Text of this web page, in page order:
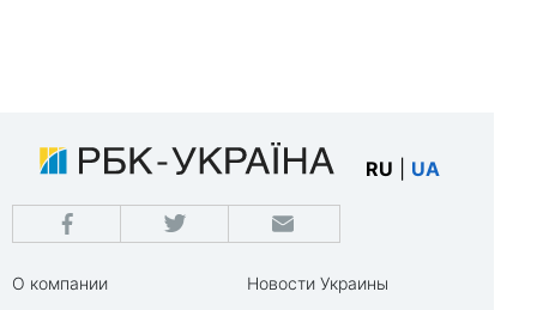
RU UA
О компании
Новости Украины